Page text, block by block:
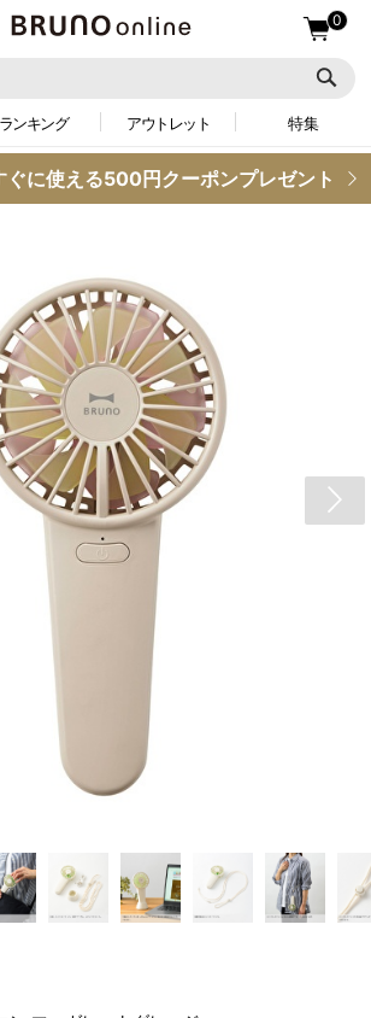
0
ランキング アウトレット 特集
ぐに使える500円クーポンプレゼント